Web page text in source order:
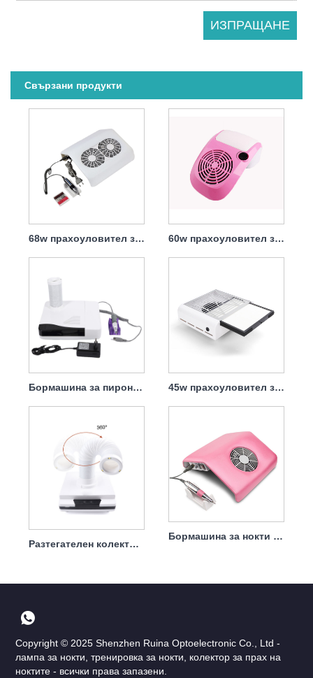
Свързани продукти
68w прахоуловител за нокти с филтър 60w прахоуловител за нокти с торба, вградена в масата, лесна за събиране
Бормашина за пирони 2 в 1 Прахоуловител Професионална 30000 об./мин. 60 w 45w прахоуловител за пирони с голяма засмукваща система с филтър
Разтегателен колектор за прах за нокти с филтър 40w
Бормашина за нокти 2 в 1 Прахоуловител Професионален 30000 об./мин. 40 w
Copyright © 2025 Shenzhen Ruina Optoelectronic Co., Ltd -
лампа за нокти, тренировка за нокти, колектор за прах на
ноктите - всички права запазени.